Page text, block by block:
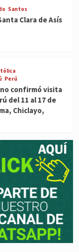
Santos
Clara de Asís
Perú
confirmó visita
del 11 al 17 de
Chiclayo,